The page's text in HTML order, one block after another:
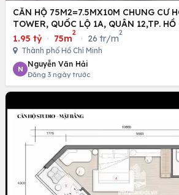
CĂN HỘ 75M2=7.5MX10M CHUNG CƯ
TOWER, QUỐC LỘ 1A, QUÂN 12,TP.
NAM
1.95 tỷ · 75m
2
· 26 tr/m
2
Thành phố Hồ Chí Minh
N
Nguyễn Văn Hải
Đăng 3 ngày trước